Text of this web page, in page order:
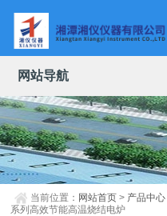
网站导航
当前位置： 网站首页 > 产品中心
系列高效节能高温烧结电炉